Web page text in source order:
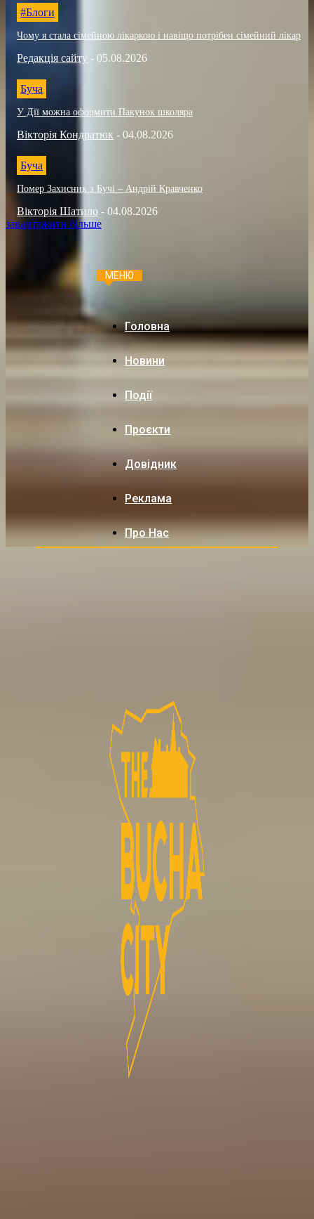
#Блоги
Чому я стала сімейною лікаркою і навіщо потрібен сімейний лікар
Редакція сайту - 05.08.2026
Буча
У Дії можна оформити Пакунок школяра
Вікторія Кондратюк - 04.08.2026
Буча
Помер Захисник з Бучі – Андрій Кравченко
Вікторія Шатило - 04.08.2026
завантажити більше
МЕНЮ
Головна
Новини
Події
Проєкти
Довідник
Реклама
Про Нас